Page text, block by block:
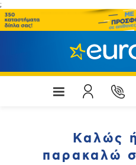
;
Καλώς
παρακαλώ